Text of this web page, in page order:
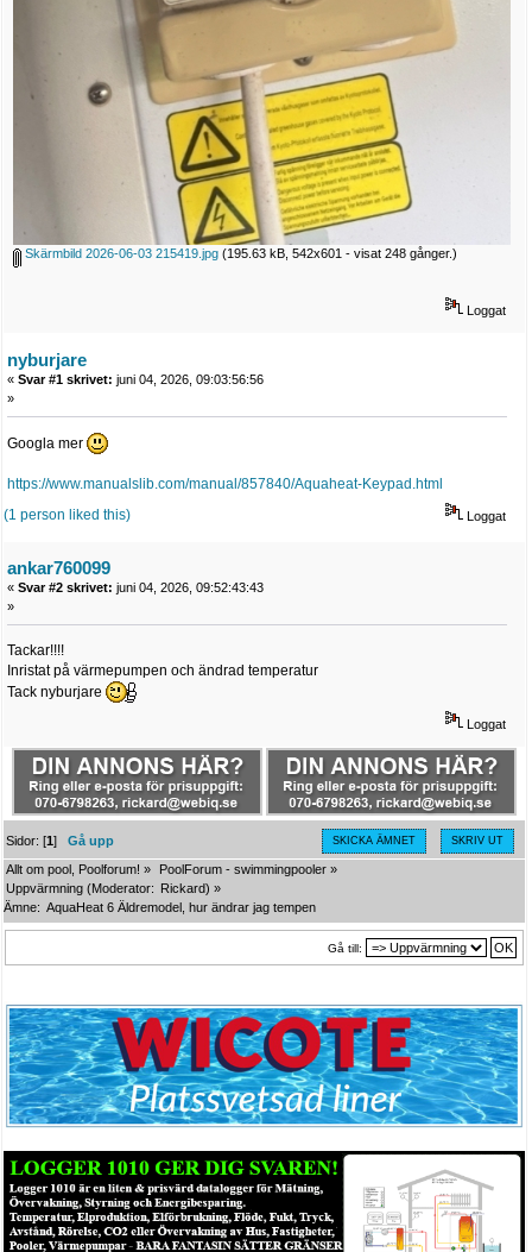
Skärmbild 2026-06-03 215419.jpg (195.63 kB, 542x601 - visat 248 gånger.)
Loggat
nyburjare
« Svar #1 skrivet: juni 04, 2026, 09:03:56:56
»
Googla mer
https://www.manualslib.com/manual/857840/Aquaheat-Keypad.html
Loggat
(1 person liked this)
ankar760099
« Svar #2 skrivet: juni 04, 2026, 09:52:43:43
»
Tackar!!!!
Inristat på värmepumpen och ändrad temperatur
Tack nyburjare
Loggat
SKICKA ÄMNET SKRIV UT
Sidor: [1]Gå upp
Allt om pool, Poolforum! » PoolForum - swimmingpooler »
Uppvärmning (Moderator: Rickard) »
Ämne: AquaHeat 6 Äldremodel, hur ändrar jag tempen
Gå till: